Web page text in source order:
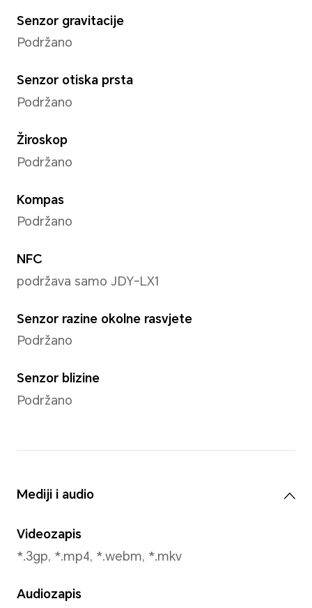
Način snimanja
Portret (uključujući režim
zamućenje pozadine),
odraz u ogledalu, timer,
Prepoznavanje lica
Baterija
5100 mAh (nazivna
(tipična vrijednost)
kapacitet baterije svakog